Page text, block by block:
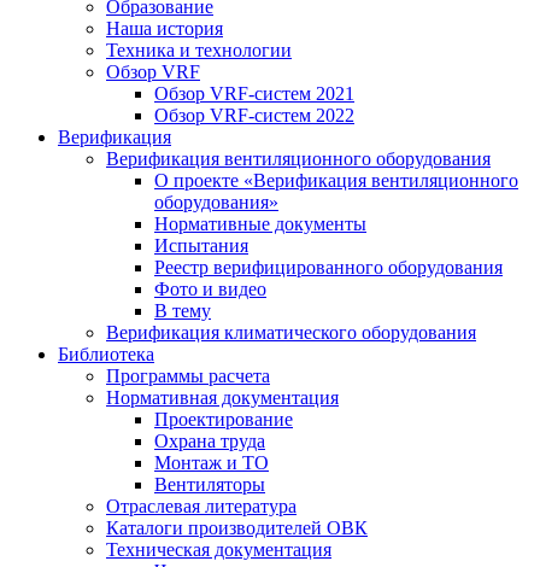
Образование
Наша история
Техника и технологии
Обзор VRF
Обзор VRF-систем 2021
Обзор VRF-систем 2022
Верификация
Верификация вентиляционного оборудования
О проекте «Верификация вентиляционного
оборудования»
Нормативные документы
Испытания
Реестр верифицированного оборудования
Фото и видео
В тему
Верификация климатического оборудования
Библиотека
Программы расчета
Нормативная документация
Проектирование
Охрана труда
Монтаж и ТО
Вентиляторы
Отраслевая литература
Каталоги производителей ОВК
Техническая документация